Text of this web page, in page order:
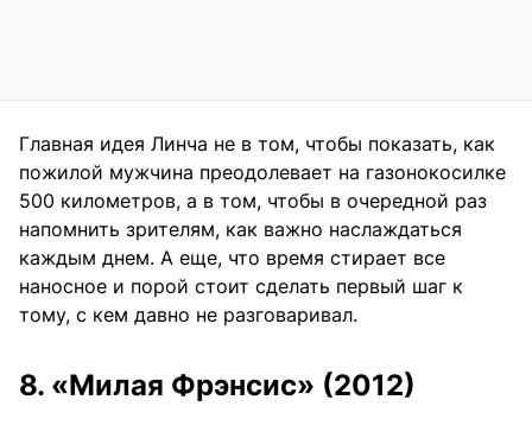
Главная идея Линча не в том, чтобы показать, как
пожилой мужчина преодолевает на газонокосилке
500 километров, а в том, чтобы в очередной раз
напомнить зрителям, как важно наслаждаться
каждым днем. А еще, что время стирает все
наносное и порой стоит сделать первый шаг к
тому, с кем давно не разговаривал.
8. «Милая Фрэнсис» (2012)